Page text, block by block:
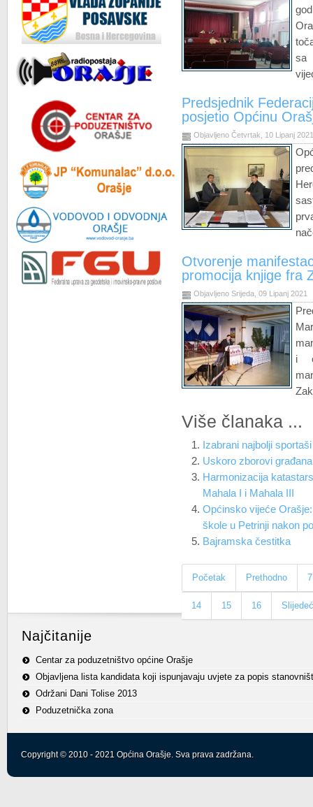
sa
Predsjednik
posjetio Općinu
Objavljeno Četvrtak, 10 Lipanj
Otvorenje
promocija knjige fra
Objavljeno Srijeda, 09 Lipanj 2021
i
Više članaka ...
Izabrani najbolji
Uskoro zborovi
Harmonizacija
Mahala I i Mahala III
Općinsko vijeće
škole u Petrinji nakon
Bajramska čestitka
Početak Prethodno 7
14 15 16
Najčitanije
Centar za poduzetništvo općine Orašje
Objavljena lista kandidata koji ispunjavaju uvjete za popis
Održani Dani Tolise 2013
Poduzetnička zona
Copyright © 2010 - 2021 Općina Orašje. Sva prava zadržana.